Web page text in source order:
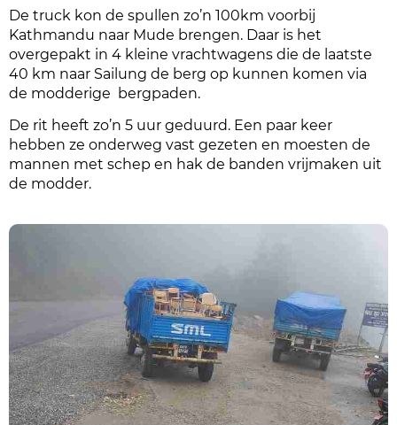
De truck kon de spullen zo’n 100km voorbij
Kathmandu naar Mude brengen. Daar is het
overgepakt in 4 kleine vrachtwagens die de laatste
40 km naar Sailung de berg op kunnen komen via
de modderige bergpaden.
De rit heeft zo’n 5 uur geduurd. Een paar keer
hebben ze onderweg vast gezeten en moesten de
mannen met schep en hak de banden vrijmaken uit
de modder.